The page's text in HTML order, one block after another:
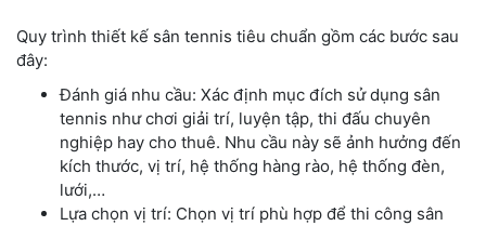
Quy trình thiết kế sân tennis tiêu chuẩn gồm các bước sau
đây:
Đánh giá nhu cầu: Xác định mục đích sử dụng sân
tennis như chơi giải trí, luyện tập, thi đấu chuyên
nghiệp hay cho thuê. Nhu cầu này sẽ ảnh hưởng đến
kích thước, vị trí, hệ thống hàng rào, hệ thống đèn,
lưới,…
Lựa chọn vị trí: Chọn vị trí phù hợp để thi công sân